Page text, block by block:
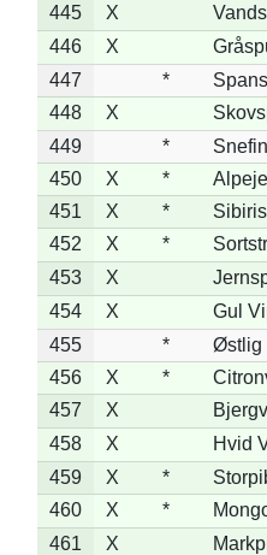
445 X
446
X
447
*
448
X
449
*
450
X *
451
X *
452
X *
453
X
454
X
Gul
455
*
Østlig
456
X *
457
X
458
X
Hvid
459
X *
460
X *
461
X